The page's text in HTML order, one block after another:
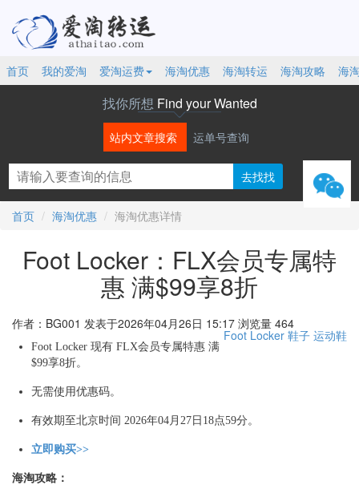
首页 我的爱淘 爱淘运费 海淘优惠 海淘转运 海淘攻略 海
找你所想 Find your Wanted
站内文章搜索 运单号查询
首页 海淘优惠 海淘优惠详情
Foot Locker：FLX会员专属特
惠 满$99享8折
作者：BG001 发表于2026年04月26日 15:17 浏览量 464
Foot Locker 鞋子 运动鞋
Foot Locker 现有 FLX会员专属特惠 满
$99享8折。
无需使用优惠码。
有效期至北京时间 2026年04月27日18点59分。
立即购买>>
海淘攻略：